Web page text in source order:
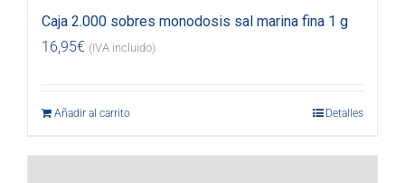
Caja 2.000 sobres monodosis sal marina fina 1 g
16,95€ (IVA incluido)
Añadir al carrito Detalles